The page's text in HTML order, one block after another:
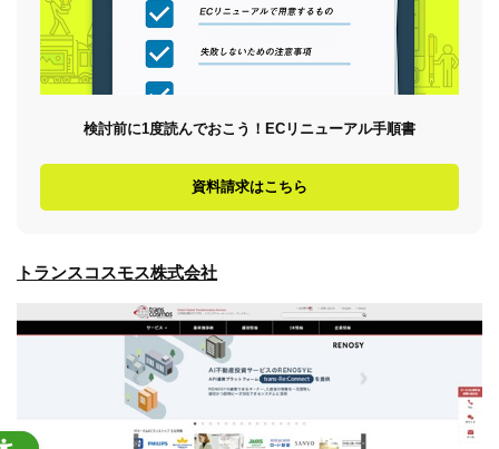
検討前に1度読んでおこう！ECリニューアル手順書
資料請求はこちら
トランスコスモス株式会社